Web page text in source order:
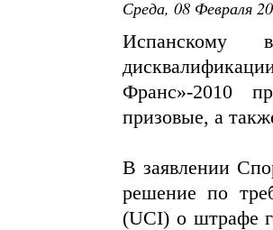
Среда, 08 Февраля
Испанскому
Франс»-2010
призовые, а
В заявлении
решение по
(UCI) о штрафе